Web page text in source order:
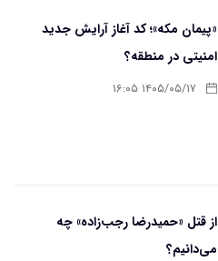
«پیمان مکه»؛ کد آغاز آرایش جدید
امنیتی در منطقه؟
۱۴۰۵/۰۵/۱۷ ۱۶:۰۵
از قتل «حمیدرضا رجب‌زاده» چه
می‌دانیم؟